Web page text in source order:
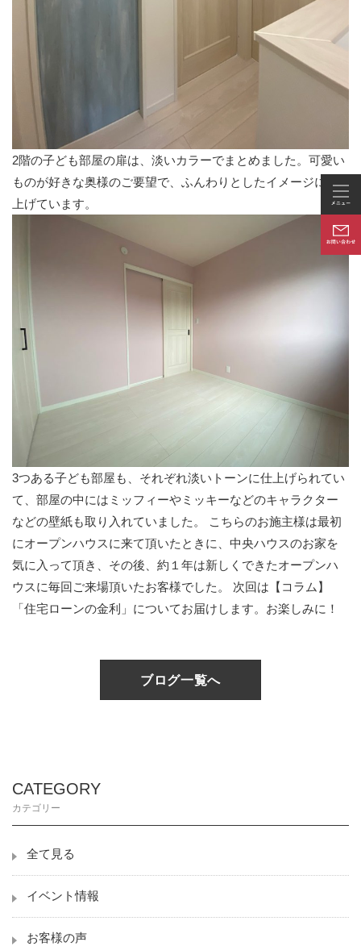
CATEGORY
カテゴリー
全て見る
イベント情報
お客様の声
2階の子ども部屋の扉は、淡いカラーでまとめました。可愛い
ものが好きな奥様のご要望で、ふんわりとしたイメージに仕
上げています。
3つある子ども部屋も、それぞれ淡いトーンに仕上げられてい
て、部屋の中にはミッフィーやミッキーなどのキャラクター
などの壁紙も取り入れていました。 こちらのお施主様は最初
にオープンハウスに来て頂いたときに、中央ハウスのお家を
気に入って頂き、その後、約１年は新しくできたオープンハ
ウスに毎回ご来場頂いたお客様でした。 次回は【コラム】
「住宅ローンの金利」についてお届けします。お楽しみに！
ブログ一覧へ